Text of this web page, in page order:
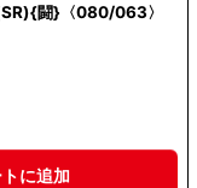
闘}〈080/063〉
に追加